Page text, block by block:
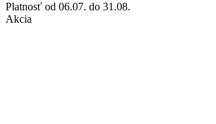
Platnosť od 06.07. do 31.08.
Akcia